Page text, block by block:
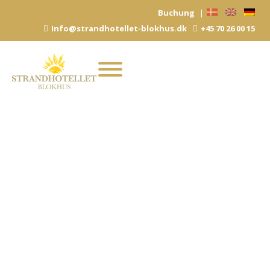
Buchung
|
Info@strandhotellet-blokhus.dk
+45 70 26 00 15